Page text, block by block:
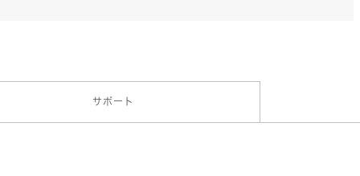
サポート